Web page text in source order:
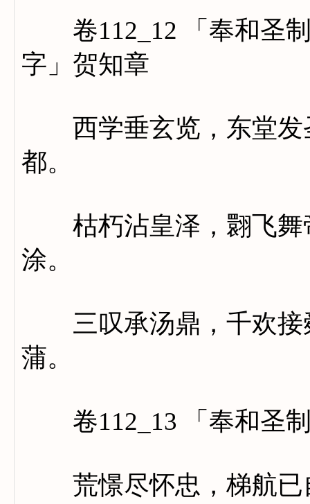
卷112_12 「奉和圣制
字」贺知章
西学垂玄览，东堂发
都。
枯朽沾皇泽，翾飞舞
涂。
三叹承汤鼎，千欢接
蒲。
卷112_13 「奉和圣制
荒憬尽怀忠，梯航已